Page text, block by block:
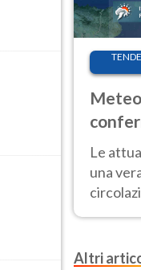
Le
una
del
Altri